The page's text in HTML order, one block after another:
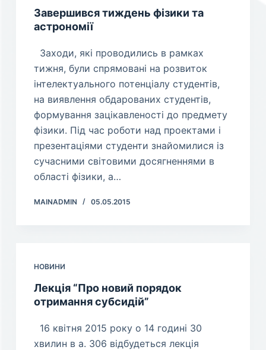
Завершився тиждень фізики та
астрономії
Заходи, які проводились в рамках
тижня, були спрямовані на розвиток
інтелектуального потенціалу студентів,
на виявлення обдарованих студентів,
формування зацікавленості до предмету
фізики. Під час роботи над проектами і
презентаціями студенти знайомилися із
сучасними світовими досягненнями в
області фізики, а…
MAINADMIN 05.05.2015
НОВИНИ
Лекція “Про новий порядок
отримання субсидій”
16 квітня 2015 року о 14 годині 30
хвилин в а. 306 відбудеться лекція